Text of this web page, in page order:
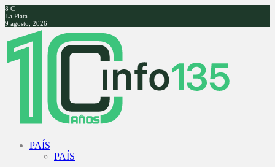
8 C
La Plata
9 agosto, 2026
Facebook
Twitter
Instagram
Youtube
PAÍS
PAÍS